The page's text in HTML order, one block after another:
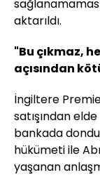
aktarıldı.
"Bu çıkmaz,
açısından
İngiltere
satışından
bankada
hükümeti ile
yaşanan